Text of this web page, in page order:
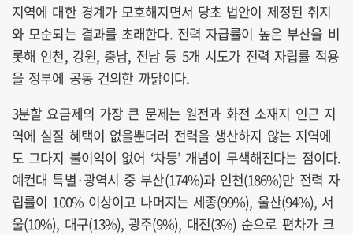
지역에 대한 경계가 모호해지면서 당초 법안이 제정된 취지
와 모순되는 결과를 초래한다. 전력 자급률이 높은 부산을 비
롯해 인천, 강원, 충남, 전남 등 5개 시도가 전력 자립률 적용
을 정부에 공동 건의한 까닭이다.
3분할 요금제의 가장 큰 문제는 원전과 화전 소재지 인근 지
역에 실질 혜택이 없을뿐더러 전력을 생산하지 않는 지역에
도 그다지 불이익이 없어 ‘차등’ 개념이 무색해진다는 점이다.
예컨대 특별·광역시 중 부산(174%)과 인천(186%)만 전력 자
립률이 100% 이상이고 나머지는 세종(99%), 울산(94%), 서
울(10%), 대구(13%), 광주(9%), 대전(3%) 순으로 편차가 크